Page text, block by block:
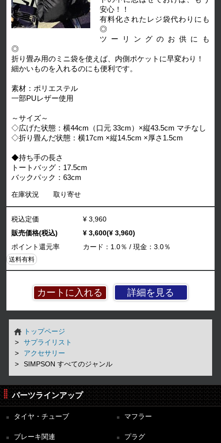
安心！！
有料化されたレジ袋代わりにも
◎
ツーリングのお供にも
◎
折り畳み用のミニ袋を使えば、内側ポケットに早変わり！
細かいものを入れるのにも便利です。
素材：ポリエステル
一部PUレザー使用
～サイズ～
◇広げた状態：横44cm（口元 33cm）×縦43.5cm マチなし
◇折り畳んだ状態：横17cm ×縦14.5cm ×厚さ1.5cm
◆持ち手の長さ
トートバッグ：17.5cm
バックパック：63cm
在庫状況 取り寄せ
詳細を見る
税込定価
¥ 3,960
販売価格(税込)
¥ 3,600(¥ 3,960)
ポイント還元率
カード：1.0％ / 現金：3.0％
送料有料
トップページ
サプライリスト
アクセサリー
SIMPSON すべてのジャンル
パーツラインアップ
タイヤ・チューブ マフラー
ブレーキ関連 プラグ